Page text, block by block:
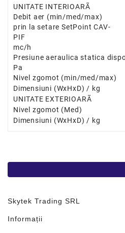
UNITATE INTERIOARÃ
Debit aer (min/med/max)
prin la setare SetPoint CAV-
PIF
mc/h
Presiune aeraulica statica
Pa
Nivel zgomot (min/med/max)
Dimensiuni (WxHxD) / kg
UNITATE EXTERIOARÃ
Nivel zgomot (Med)
Dimensiuni (WxHxD) / kg
Skytek Trading SRL
Informații